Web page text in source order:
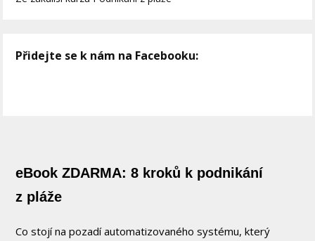
Přidejte se k nám na Facebooku:
eBook ZDARMA: 8 kroků k podnikání
z pláže
Co stojí na pozadí automatizovaného systému, který